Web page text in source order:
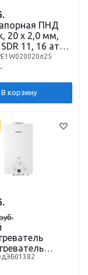
ПНД
20 x 2,0 мм,
11, 16 атм,
м
В корзину
проточный
E 20